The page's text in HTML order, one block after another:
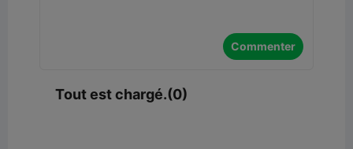
Commenter
Tout est chargé.(0)